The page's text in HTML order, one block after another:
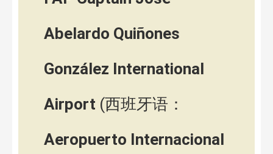
Abelardo Quiñones
González International
Airport (西班牙语：
Aeropuerto Internacional